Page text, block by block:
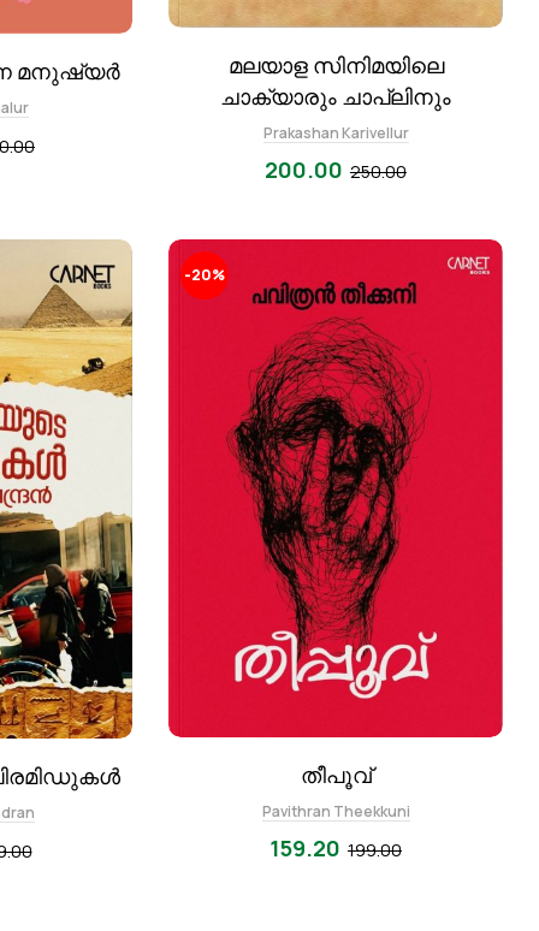
മനുഷ്യർ
മലയാള സിനിമയിലെ
ചാക്യാരും ചാപ്ലിനും
Prakashan Karivellur
250.00
200.00
-20%
തീപൂവ്
Pavithran Theekkuni
199.00
159.20